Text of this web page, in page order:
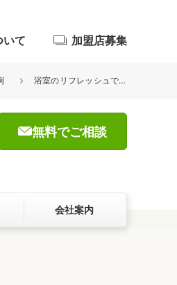
いて 加盟店募集
浴室のリフレッシュでこんなにキレイになります。
無料でご相談
会社案内